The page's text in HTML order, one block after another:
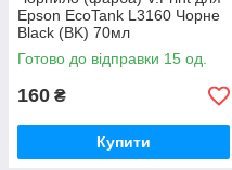
Epson EcoTank L3160 Чорне
Black (BK) 70мл
Готово до відправки 15 од.
160 ₴
Купити